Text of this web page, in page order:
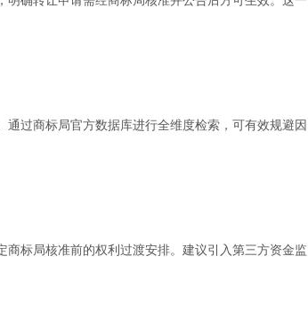
过商标局官方数据库进行全维度检索，可有效规避因
标局核准前的权利过渡安排。建议引入第三方资金监